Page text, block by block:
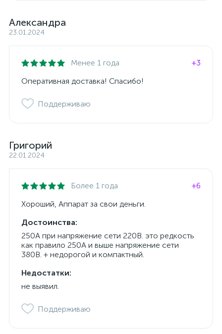
Александра
23.01.2024
Менее 1 года
+3
Оперативная доставка! Спасибо!
Поддерживаю
Григорий
22.01.2024
Более 1 года
+6
Хороший, Аппарат за свои деньги.
Достоинства:
250А при напряжение сети 220В. это редкость
как правило 250А и выше напряжение сети
380В. + недорогой и компактный.
Недостатки:
не выявил.
Поддерживаю